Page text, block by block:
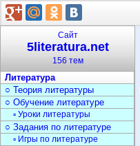
Сайт
5literatura.net
156 тем
Литература
○ Теория литературы
○ Обучение литературе
▫ Уроки литературы
○ Задания по литературе
▫ Игры по литературе